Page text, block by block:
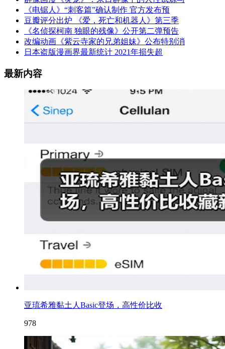
《电锯人》“刺客篇”确认制作 官方发布预
豆瓣评分出炉 《爱，死亡和机器人》第三季
《名侦探柯南 独眼的残像》公开第二弹预告
改编动画《紫云寺家的兄弟姐妹》公布特别消
日本盗版漫画界最新统计 2021年损失超
最新内容
亚琉希雅黏土人Basic登场，高性价比收
978